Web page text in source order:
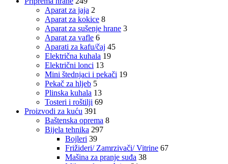
Aparat za jaja 2
Aparat za kokice 8
Aparat za sušenje hrane 3
Aparat za vafle 6
Aparati za kafu/čaj 45
Električna kuhala 19
Električni lonci 13
Mini štednjaci i pekači 19
Pekač za hljeb 5
Plinska kuhala 13
Tosteri i roštilji 69
Proizvodi za kuću 391
Baštenska oprema 8
Bijela tehnika 297
Bojleri 39
Frižideri/ Zamrzivači/ Vitrine 67
Mašina za pranje suđa 38